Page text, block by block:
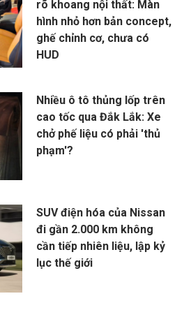
rõ khoang nội thất: Màn
hình nhỏ hơn bản concept,
ghế chỉnh cơ, chưa có
HUD
Nhiều ô tô thủng lốp trên
cao tốc qua Đắk Lắk: Xe
chở phế liệu có phải 'thủ
phạm'?
SUV điện hóa của Nissan
đi gần 2.000 km không
cần tiếp nhiên liệu, lập kỷ
lục thế giới